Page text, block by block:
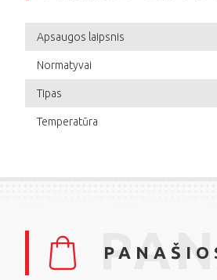
Apsaugos laipsnis
Normatyvai
Tipas
Temperatūra